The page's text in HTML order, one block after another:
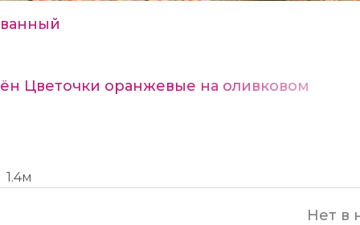
Цветочки оранжевые на оливковом
1.4м
Нет в